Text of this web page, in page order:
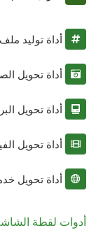
أداة توليد
أداة تحويل
أداة تحويل
أداة تحويل
أداة تحويل
أدوات لقطة الشاشة